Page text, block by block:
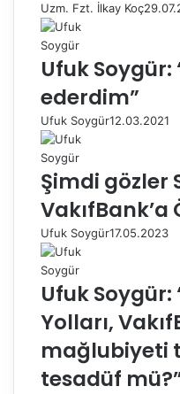
Uzm. Fzt. İlkay Koç
Ufuk
ederdim”
Ufuk Soygür12.03.2021
Şimdi gözler
VakıfBank’a
Ufuk Soygür17.05.2023
Ufuk Soygür:
Yolları,
mağlubiyeti
tesadüf